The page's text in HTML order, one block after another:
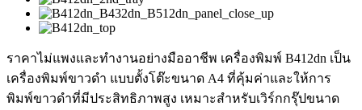
ราคาไม่แพงและทำงานอย่างมืออาชีพ เครื่องพิมพ์ B412dn เป็น
เครื่องพิมพ์ขาวดำ แบบตั้งโต๊ะขนาด A4 ที่คุ้มค่าและให้การ
พิมพ์ขาวดำที่มีประสิทธิภาพสูง เหมาะสำหรับเวิร์กกรุ๊ปขนาด